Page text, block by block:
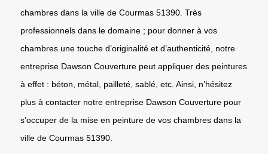
chambres dans la ville de Courmas 51390. Très
professionnels dans le domaine ; pour donner à vos
chambres une touche d’originalité et d’authenticité, notre
entreprise Dawson Couverture peut appliquer des peintures
à effet : béton, métal, pailleté, sablé, etc. Ainsi, n’hésitez
plus à contacter notre entreprise Dawson Couverture pour
s’occuper de la mise en peinture de vos chambres dans la
ville de Courmas 51390.